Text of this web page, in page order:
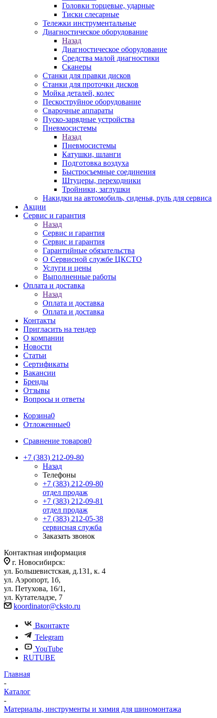
Головки торцевые, ударные
Тиски слесарные
Тележки инструментальные
Диагностическое оборудование
Назад
Диагностическое оборудование
Средства малой диагностики
Сканеры
Станки для правки дисков
Станки для проточки дисков
Мойка деталей, колес
Пескоструйное оборудование
Сварочные аппараты
Пуско-зарядные устройства
Пневмосистемы
Назад
Пневмосистемы
Катушки, шланги
Подготовка воздуха
Быстросъемные соединения
Штуцеры, переходники
Тройники, заглушки
Накидки на автомобиль, сиденья, руль для сервиса
Акции
Сервис и гарантия
Назад
Сервис и гарантия
Сервис и гарантия
Гарантийные обязательства
О Сервисной службе ЦКСТО
Услуги и цены
Выполненные работы
Оплата и доставка
Назад
Оплата и доставка
Оплата и доставка
Контакты
Пригласить на тендер
О компании
Новости
Статьи
Сертификаты
Вакансии
Бренды
Отзывы
Вопросы и ответы
Корзина0
Отложенные0
Сравнение товаров0
+7 (383) 212-09-80
Назад
Телефоны
+7 (383) 212-09-80
отдел продаж
+7 (383) 212-09-81
отдел продаж
+7 (383) 212-05-38
сервисная служба
Заказать звонок
Контактная информация
г. Новосибирск:
ул. Большевистская, д.131, к. 4
ул. Аэропорт, 1б,
ул. Петухова, 16/1,
ул. Кутателадзе, 7
koordinator@cksto.ru
Вконтакте
Telegram
YouTube
RUTUBE
Главная
-
Каталог
-
Материалы, инструменты и химия для шиномонтажа